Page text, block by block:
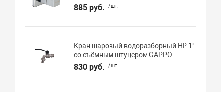
885 руб. / шт.
Кран шаровый водоразборный НР 1"
со съёмным штуцером GAPPO
830 руб. / шт.